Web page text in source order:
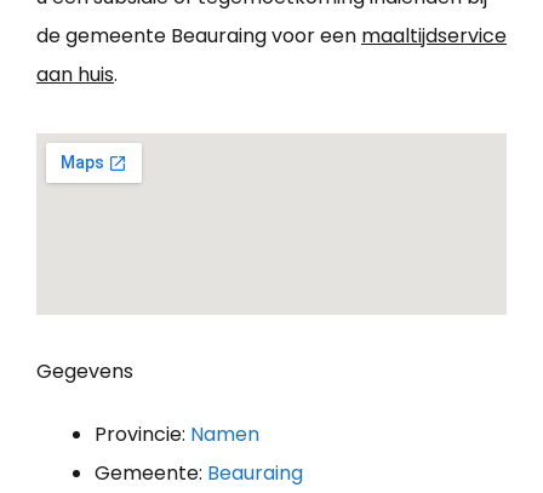
de gemeente Beauraing voor een maaltijdservice
aan huis.
Gegevens
Provincie: Namen
Gemeente: Beauraing